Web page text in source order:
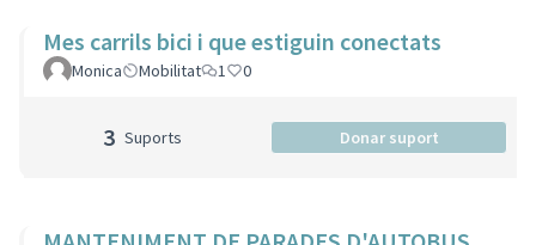
Mes carrils bici i que estiguin conectats
Monica Mobilitat 1 0
3 Suports Donar suport